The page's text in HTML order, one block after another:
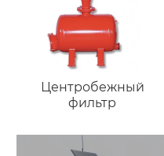
Центробежный
фильтр